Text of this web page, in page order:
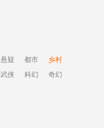
悬疑 都市
乡村
武侠 科幻
奇幻